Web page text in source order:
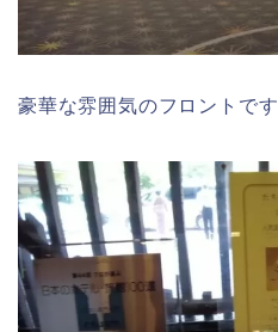
豪華な雰囲気のフロントです